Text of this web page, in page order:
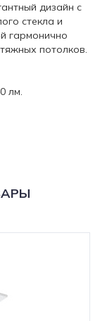
дизайн с
стекла и
гармонично
потолков.
лм.